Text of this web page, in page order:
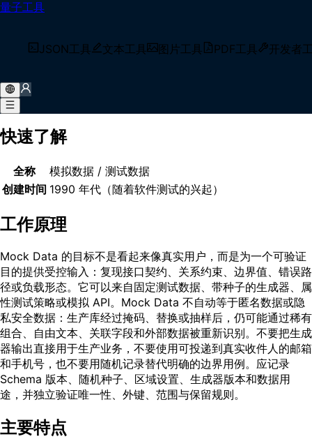
量子工具
JSON工具 文本工具 图片工具 PDF工具 开发者
首页/术语库
什么是 Mock Data？
工构造的数据，用来复现指定的数据结构、业务约束、边界条件
或失败场景，而不直接依赖真实生产记录。
快速了解
全称
模拟数据 / 测试数据
创建时间 1990 年代（随着软件测试的兴起）
工作原理
Mock Data 的目标不是看起来像真实用户，而是为一个可验证
目的提供受控输入：复现接口契约、关系约束、边界值、错误路
径或负载形态。它可以来自固定测试数据、带种子的生成器、属
性测试策略或模拟 API。Mock Data 不自动等于匿名数据或隐
私安全数据：生产库经过掩码、替换或抽样后，仍可能通过稀有
组合、自由文本、关联字段和外部数据被重新识别。不要把生成
器输出直接用于生产业务，不要使用可投递到真实收件人的邮箱
和手机号，也不要用随机记录替代明确的边界用例。应记录
Schema 版本、随机种子、区域设置、生成器版本和数据用
途，并独立验证唯一性、外键、范围与保留规则。
主要特点